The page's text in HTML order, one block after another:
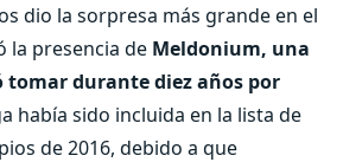
dio la sorpresa más grande en el
la presencia de Meldonium, una
durante diez años por
había sido incluida en la lista de
de 2016, debido a que